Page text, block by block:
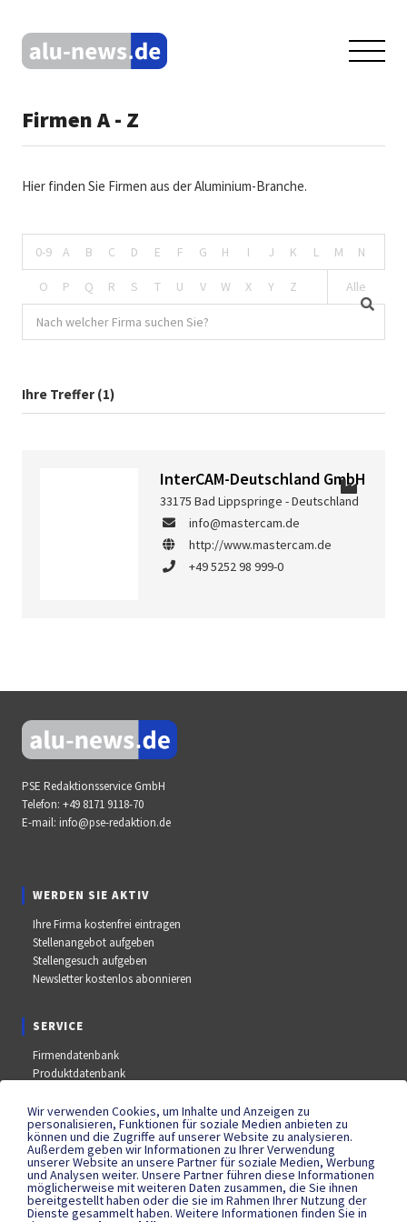
Firmen A - Z
Hier finden Sie Firmen aus der Aluminium-Branche.
0-9 A B C D E F G H I J K L M N
O P Q R S T U V W X Y Z Alle
Ihre Treffer (1)
InterCAM-Deutschland GmbH
33175 Bad Lippspringe - Deutschland
info@mastercam.de
http://www.mastercam.de
+49 5252 98 999-0
PSE Redaktionsservice GmbH
Telefon: +49 8171 9118-70
E-mail: info@pse-redaktion.de
WERDEN SIE AKTIV
Ihre Firma kostenfrei eintragen
Stellenangebot aufgeben
Stellengesuch aufgeben
Newsletter kostenlos abonnieren
SERVICE
Firmendatenbank
Produktdatenbank
Aus- und Weiterbildungsdatenbank
Messe- und Kongressdatenbank
SOCIAL MEDIA
YouTube
Wir verwenden Cookies, um Inhalte und Anzeigen zu
personalisieren, Funktionen für soziale Medien anbieten zu
können und die Zugriffe auf unserer Website zu analysieren.
Außerdem geben wir Informationen zu Ihrer Verwendung
unserer Website an unsere Partner für soziale Medien, Werbung
und Analysen weiter. Unsere Partner führen diese Informationen
möglicherweise mit weiteren Daten zusammen, die Sie ihnen
bereitgestellt haben oder die sie im Rahmen Ihrer Nutzung der
Dienste gesammelt haben. Weitere Informationen finden Sie in